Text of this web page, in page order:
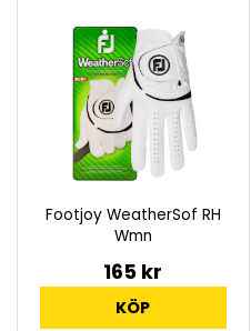
Footjoy WeatherSof RH
Wmn
165 kr
KÖP